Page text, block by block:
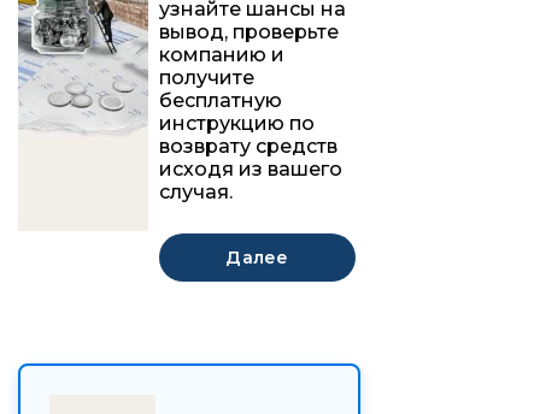
узнайте шансы на
вывод, проверьте
компанию и
получите
бесплатную
инструкцию по
возврату средств
исходя из вашего
случая.